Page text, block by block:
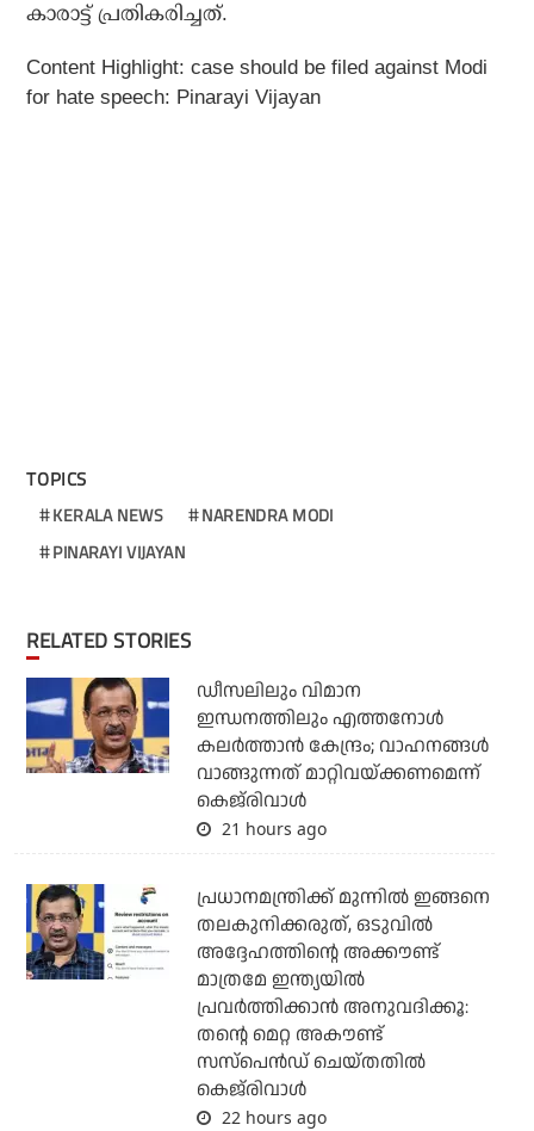
കാരാട്ട് പ്രതികരിച്ചത്.
Content Highlight: case should be filed against Modi
for hate speech: Pinarayi Vijayan
TOPICS
KERALA NEWS
NARENDRA MODI
PINARAYI VIJAYAN
RELATED STORIES
ഡീസലിലും വിമാന
ഇന്ധനത്തിലും എത്തനോള്‍
കലര്‍ത്താന്‍ കേന്ദ്രം; വാഹനങ്ങള്‍
വാങ്ങുന്നത് മാറ്റിവയ്ക്കണമെന്ന്
കെജ്‌രിവാള്‍
21 hours ago
പ്രധാനമന്ത്രിക്ക് മുന്നില്‍ ഇങ്ങനെ
തലകുനിക്കരുത്, ഒടുവില്‍
അദ്ദേഹത്തിന്റെ അക്കൗണ്ട്
മാത്രമേ ഇന്ത്യയില്‍
പ്രവര്‍ത്തിക്കാന്‍ അനുവദിക്കൂ:
തന്റെ മെറ്റ അകൗണ്ട്
സസ്‌പെന്‍ഡ് ചെയ്തതില്‍
കെജ്‌രിവാള്‍
22 hours ago